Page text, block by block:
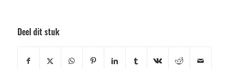
Deel dit stuk